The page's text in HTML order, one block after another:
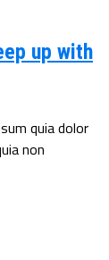
up with
quia dolor
non